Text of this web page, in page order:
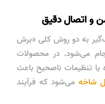
به دو روش کلی «برش
می‌شود. در محصولات
یا تنظیمات ناصحیح باعث
شاخهمی‌شود که فرآیند